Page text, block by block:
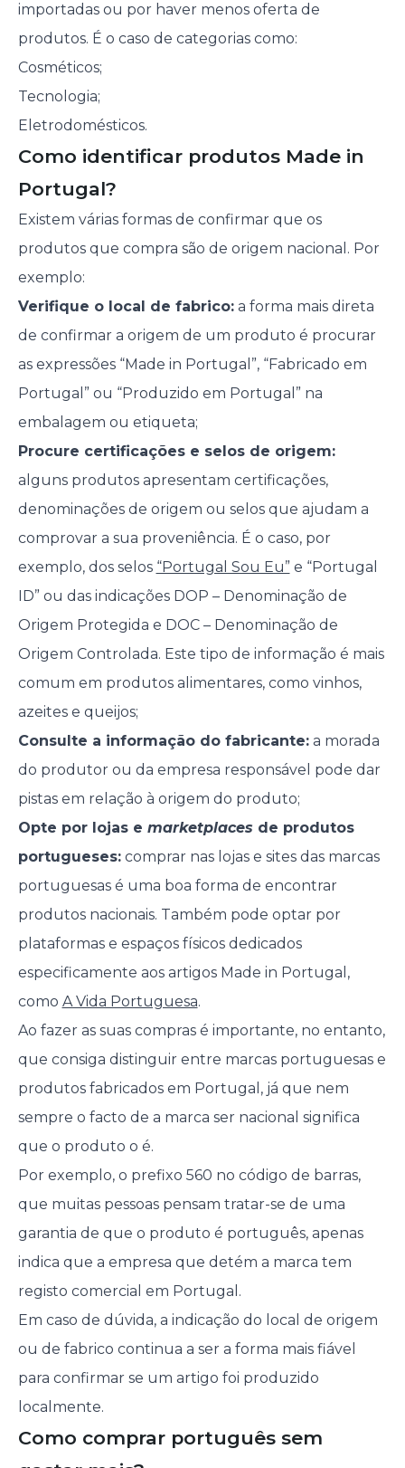
importadas ou por haver menos oferta de
produtos. É o caso de categorias como:
Cosméticos;
Tecnologia;
Eletrodomésticos.
Como identificar produtos Made in
Portugal?
Existem várias formas de confirmar que os
produtos que compra são de origem nacional. Por
exemplo:
Verifique o local de fabrico:a forma mais direta
de confirmar a origem de um produto é procurar
as expressões “Made in Portugal”, “Fabricado em
Portugal” ou “Produzido em Portugal” na
embalagem ou etiqueta;
Procure certificações e selos de origem:
alguns produtos apresentam certificações,
denominações de origem ou selos que ajudam a
comprovar a sua proveniência. É o caso, por
exemplo, dos selos “Portugal Sou Eu” e “Portugal
ID” ou das indicações DOP – Denominação de
Origem Protegida e DOC – Denominação de
Origem Controlada. Este tipo de informação é mais
comum em produtos alimentares, como vinhos,
azeites e queijos;
Consulte a informação do fabricante:a morada
do produtor ou da empresa responsável pode dar
pistas em relação à origem do produto;
Opte por lojas e marketplaces de produtos
portugueses:comprar nas lojas e sites das marcas
portuguesas é uma boa forma de encontrar
produtos nacionais. Também pode optar por
plataformas e espaços físicos dedicados
especificamente aos artigos Made in Portugal,
como A Vida Portuguesa.
Ao fazer as suas compras é importante, no entanto,
que consiga distinguir entre marcas portuguesas e
produtos fabricados em Portugal, já que nem
sempre o facto de a marca ser nacional significa
que o produto o é.
Por exemplo, o prefixo 560 no código de barras,
que muitas pessoas pensam tratar-se de uma
garantia de que o produto é português, apenas
indica que a empresa que detém a marca tem
registo comercial em Portugal.
Em caso de dúvida, a indicação do local de origem
ou de fabrico continua a ser a forma mais fiável
para confirmar se um artigo foi produzido
localmente.
Como comprar português sem